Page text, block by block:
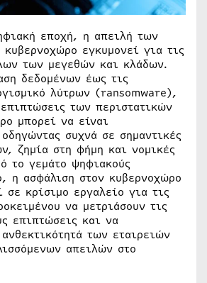
εποχή, η απειλή των
εγκυμονεί για τις
των μεγεθών και κλάδων.
δεδομένων έως τις
λύτρων (ransomware),
των περιστατικών
μπορεί να είναι
συχνά σε σημαντικές
ζημία στη φήμη και νομικές
το γεμάτο ψηφιακούς
η ασφάλιση στον κυβερνοχώρο
σε κρίσιμο εργαλείο για τις
να μετριάσουν τις
επιπτώσεις και να
των εταιρειών
απειλών στο